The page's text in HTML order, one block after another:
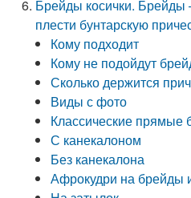
Брейды косички. Брейды
плести бунтарскую
Кому подходит
Кому не подойдут
Сколько держится
Виды с фото
Классические прямые
С канекалоном
Без канекалона
Афрокудри на брейды